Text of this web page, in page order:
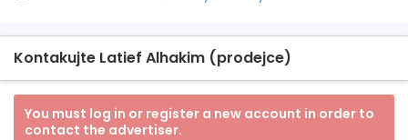
Kontakujte Latief Alhakim (prodejce)
You must log in or register a new account in order to
contact the advertiser.